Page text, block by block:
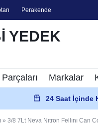
Perakende
Markalar
24 Saat İçinde
» 3/8 7Lt Neva Nıtron Fellını Can